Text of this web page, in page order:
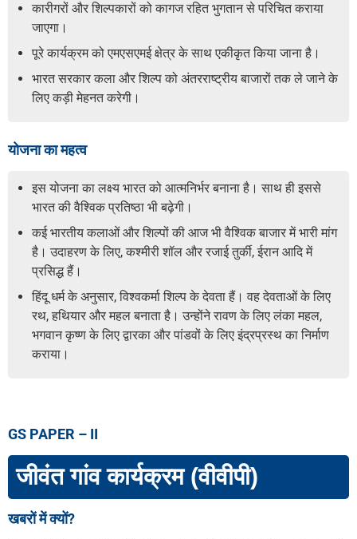
कारीगरों और शिल्पकारों को कागज रहित भुगतान से परिचित कराया
जाएगा।
पूरे कार्यक्रम को एमएसएमई क्षेत्र के साथ एकीकृत किया जाना है।
भारत सरकार कला और शिल्प को अंतरराष्ट्रीय बाजारों तक ले जाने के
लिए कड़ी मेहनत करेगी।
योजना का महत्व
इस योजना का लक्ष्य भारत को आत्मनिर्भर बनाना है। साथ ही इससे
भारत की वैश्विक प्रतिष्ठा भी बढ़ेगी।
कई भारतीय कलाओं और शिल्पों की आज भी वैश्विक बाजार में भारी मांग
है। उदाहरण के लिए, कश्मीरी शॉल और रजाई तुर्की, ईरान आदि में
प्रसिद्ध हैं।
हिंदू धर्म के अनुसार, विश्वकर्मा शिल्प के देवता हैं। वह देवताओं के लिए
रथ, हथियार और महल बनाता है। उन्होंने रावण के लिए लंका महल,
भगवान कृष्ण के लिए द्वारका और पांडवों के लिए इंद्रप्रस्थ का निर्माण
कराया।
GS PAPER – II
जीवंत गांव कार्यक्रम (वीवीपी)
खबरों में क्यों?